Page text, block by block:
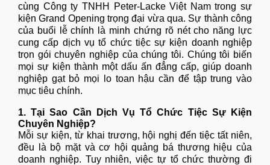
cùng Công ty TNHH Peter-Lacke Việt Nam trong sự
kiện Grand Opening trọng đại vừa qua. Sự thành công
của buổi lễ chính là minh chứng rõ nét cho năng lực
cung cấp dịch vụ tổ chức tiệc sự kiện doanh nghiệp
trọn gói chuyên nghiệp của chúng tôi. Chúng tôi biến
mọi sự kiện thành một dấu ấn đẳng cấp, giúp doanh
nghiệp gạt bỏ mọi lo toan hậu cần để tập trung vào
mục tiêu chính.
1. Tại Sao Cần Dịch Vụ Tổ Chức Tiệc Sự Kiện
Chuyên Nghiệp?
Mỗi sự kiện, từ khai trương, hội nghị đến tiệc tất niên,
đều là bộ mặt và cơ hội quảng bá thương hiệu của
doanh nghiệp. Tuy nhiên, việc tự tổ chức thường đi